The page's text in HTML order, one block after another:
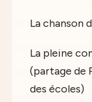
La chanson
La pleine
(partage de
des écoles)